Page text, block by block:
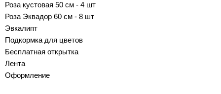
Роза кустовая 50 см - 4 шт
Роза Эквадор 60 см - 8 шт
Эвкалипт
Подкормка для цветов
Бесплатная открытка
Лента
Оформление